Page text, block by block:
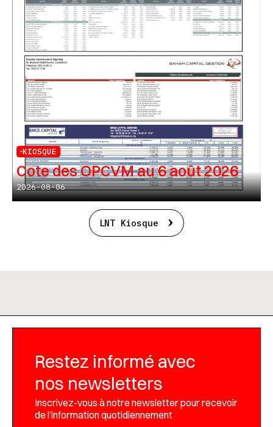
KIOSQUE
Cote des OPCVM au 6 août 2026
2026-08-06
LNT Kiosque
Restez informé avec
nos newsletters
Inscrivez-vous à notre newsletter pour recevoir
de l’information quotidiennement